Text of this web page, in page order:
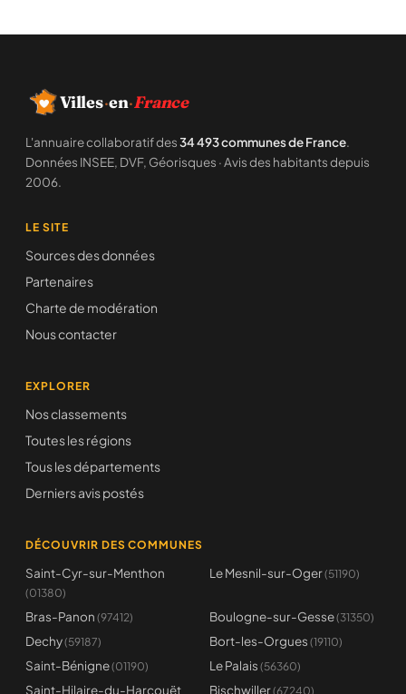
Villes·en·France
L'annuaire collaboratif des34 493 communes de France.
Données INSEE, DVF, Géorisques · Avis des habitants depuis
2006.
LE SITE
Sources des données
Partenaires
Charte de modération
Nous contacter
EXPLORER
Nos classements
Toutes les régions
Tous les départements
Derniers avis postés
DÉCOUVRIR DES COMMUNES
Saint-Cyr-sur-Menthon
(01380)
Le Mesnil-sur-Oger(51190)
Bras-Panon (97412) Boulogne-sur-Gesse(31350)
Dechy(59187) Bort-les-Orgues (19110)
Saint-Bénigne(01190) Le Palais (56360)
Saint-Hilaire-du-Harcouët Bischwiller(67240)